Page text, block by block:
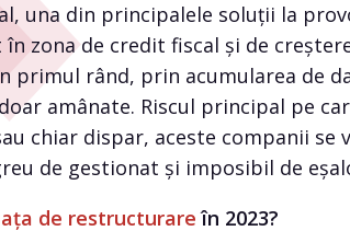
una din principalele soluții la
zona de credit fiscal și de
primul rând, prin acumularea de
amânate. Riscul principal pe
chiar dispar, aceste companii
de gestionat și imposibil de
de restructurareîn 2023?